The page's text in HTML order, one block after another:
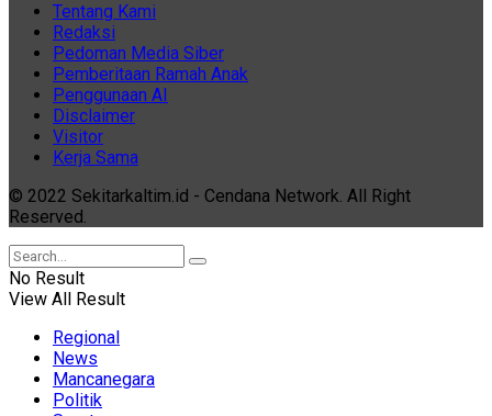
Tentang Kami
Redaksi
Pedoman Media Siber
Pemberitaan Ramah Anak
Penggunaan AI
Disclaimer
Visitor
Kerja Sama
© 2022 Sekitarkaltim.id - Cendana Network. All Right
Reserved.
No Result
View All Result
Regional
News
Mancanegara
Politik